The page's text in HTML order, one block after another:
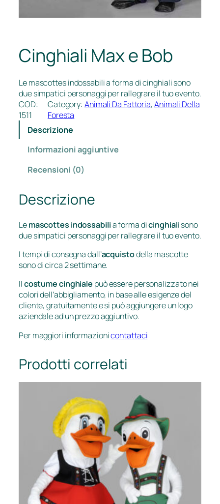
Cinghiali Max e Bob
Le mascottes indossabili a forma di cinghiali sono
due simpatici personaggi per rallegrare il tuo evento.
COD:
1511
Category: Animali Da Fattoria, Animali Della
Foresta
Descrizione
Informazioni aggiuntive
Recensioni (0)
Descrizione
Lemascottes indossabilia forma dicinghialisono
due simpatici personaggi per rallegrare il tuo evento.
I tempi di consegna dall’acquistodella mascotte
sono di circa 2 settimane.
Ilcostume cinghiale può essere personalizzato nei
colori dell’abbigliamento, in base alle esigenze del
cliente, gratuitamente e si può aggiungere un logo
aziendale ad un prezzo aggiuntivo.
Per maggiori informazionicontattaci
Prodotti correlati